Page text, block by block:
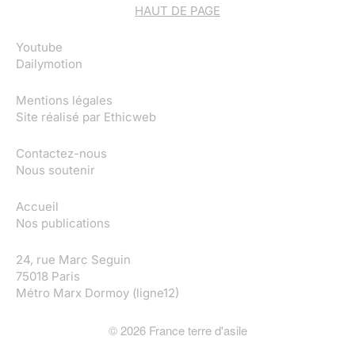
HAUT DE PAGE
Youtube
Dailymotion
Mentions légales
Site réalisé par Ethicweb
Contactez-nous
Nous soutenir
Accueil
Nos publications
24, rue Marc Seguin
75018 Paris
Métro Marx Dormoy (ligne12)
© 2026France terre d'asile